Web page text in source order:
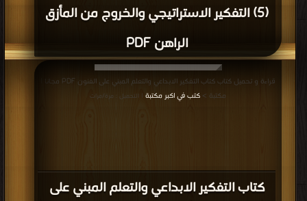
(5) التفكير الاستراتيجي والخروج من المأزق
الراهن PDF
كتاب التفكير الابداعي والتعلم المبني على
قراءة و تحميل كتاب كتاب التفكير الابداعي والتعلم المبني على الفنون PDF مجانا |
مكتبة > كتب في اكبر مكتبة | التحميل : مرة/مرات